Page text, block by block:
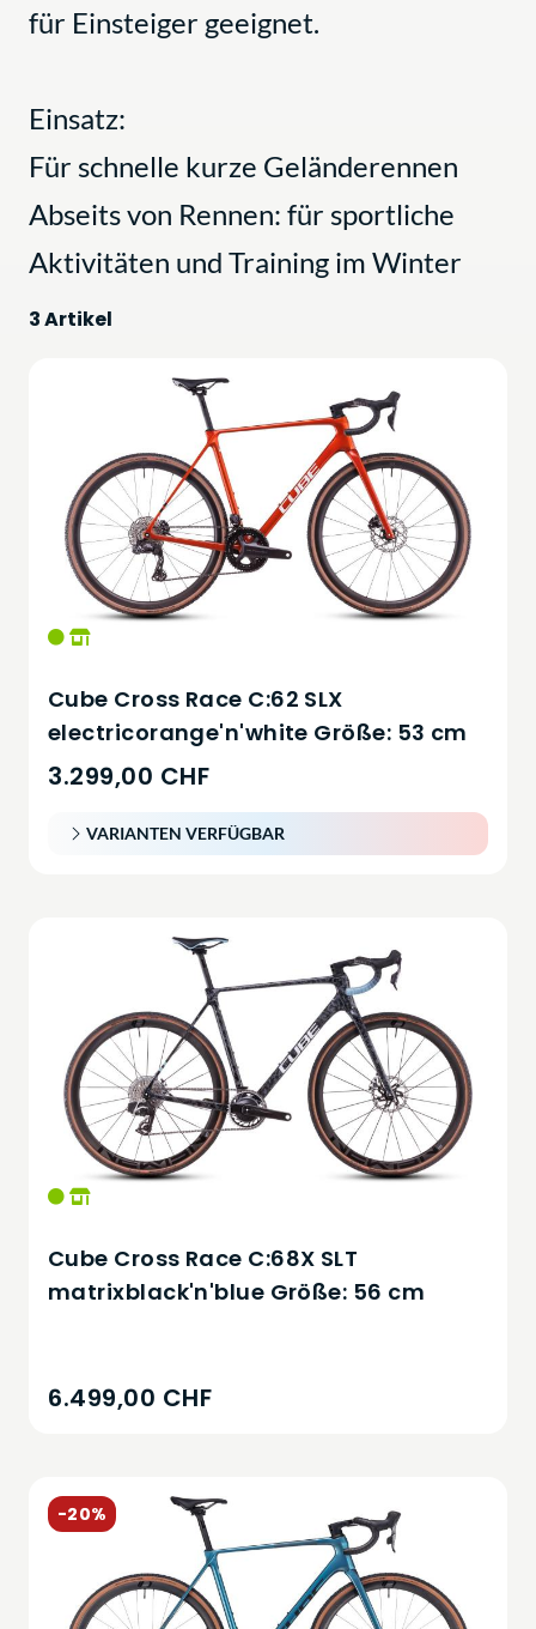
für Einsteiger geeignet.
Einsatz:
Für schnelle kurze Geländerennen
Abseits von Rennen: für sportliche
Aktivitäten und Training im Winter
3 Artikel
Cube Cross Race C:62 SLX
electricorange'n'white Größe: 53 cm
3.299,00 CHF
VARIANTEN VERFÜGBAR
Cube Cross Race C:68X SLT
matrixblack'n'blue Größe: 56 cm
6.499,00 CHF
-20%